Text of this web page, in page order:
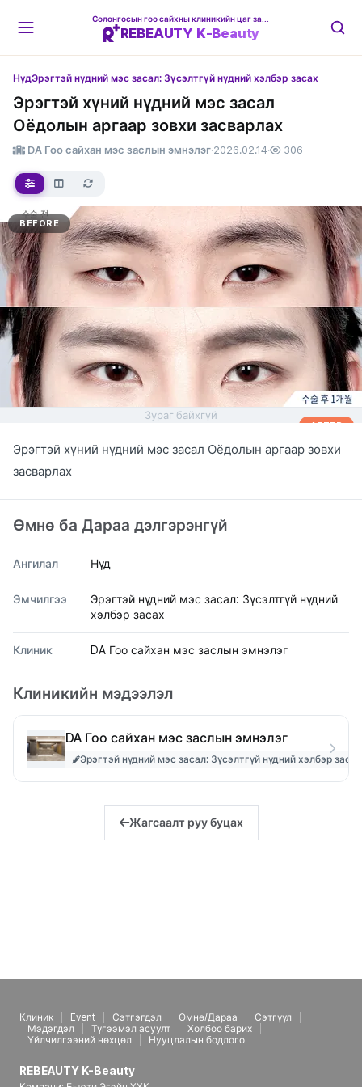
REBEAUTY K-Beauty
НүдЭрэгтэй нүдний мэс засал: Зүсэлтгүй нүдний хэлбэр засах
Эрэгтэй хүний нүдний мэс засал
Оёдолын аргаар зовхи засварлах
DA Гоо сайхан мэс заслын эмнэлэг·2026.02.14· 306
BEFORE
AFTER
Зураг байхгүй
Эрэгтэй хүний нүдний мэс засал Оёдолын аргаар зовхи
засварлах
Өмнө ба Дараа дэлгэрэнгүй
Ангилал Нүд
Эмчилгээ
Эрэгтэй нүдний мэс засал: Зүсэлтгүй нүдний
хэлбэр засах
Клиник DA Гоо сайхан мэс заслын эмнэлэг
Клиникийн мэдээлэл
DA Гоо сайхан мэс заслын эмнэлэг
Эрэгтэй нүдний мэс засал: Зүсэлтгүй нүдний хэлбэр засах
Жагсаалт руу буцах
Клиник Event Сэтгэгдэл Өмнө/Дараа
Сэтгүүл
Мэдэгдэл
Түгээмэл асуулт
Холбоо барих
Үйлчилгээний нөхцөл
Нууцлалын бодлого
REBEAUTY K-Beauty